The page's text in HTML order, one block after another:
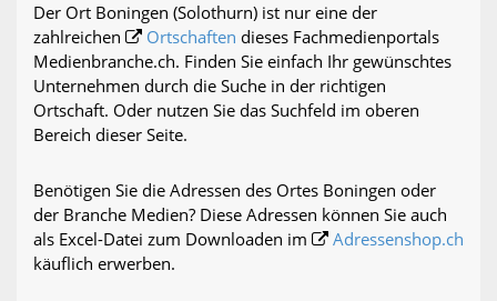
Der Ort Boningen (Solothurn) ist nur eine der
zahlreichen
Ortschaften dieses Fachmedienportals
Medienbranche.ch. Finden Sie einfach Ihr gewünschtes
Unternehmen durch die Suche in der richtigen
Ortschaft. Oder nutzen Sie das Suchfeld im oberen
Bereich dieser Seite.
Benötigen Sie die Adressen des Ortes Boningen oder
der Branche Medien? Diese Adressen können Sie auch
als Excel-Datei zum Downloaden im
Adressenshop.ch
käuflich erwerben.